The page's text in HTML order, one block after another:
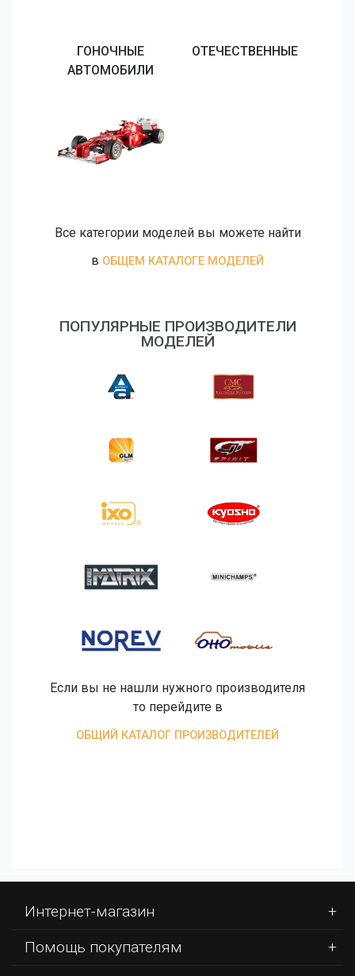
ГОНОЧНЫЕ
АВТОМОБИЛИ
ОТЕЧЕСТВЕННЫЕ
Все категории моделей вы можете найти
в ОБЩЕМ КАТАЛОГЕ МОДЕЛЕЙ
ПОПУЛЯРНЫЕ ПРОИЗВОДИТЕЛИ
МОДЕЛЕЙ
Если вы не нашли нужного производителя
то перейдите в
ОБЩИЙ КАТАЛОГ ПРОИЗВОДИТЕЛЕЙ
Интернет-магазин
Помощь покупателям